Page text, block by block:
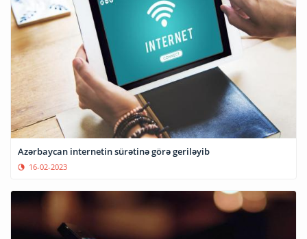
Azərbaycan internetin sürətinə görə geriləyib
16-02-2023